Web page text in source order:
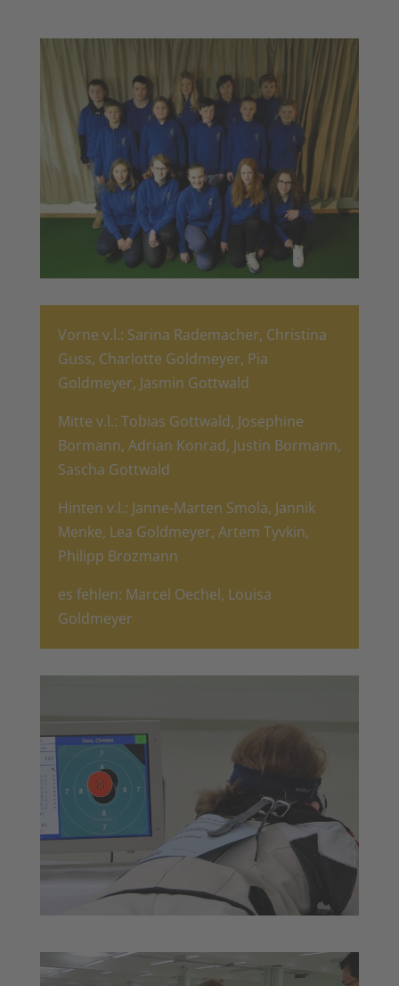
Vorne v.l.: Sarina Rademacher, Christina
Guss, Charlotte Goldmeyer, Pia
Goldmeyer, Jasmin Gottwald
Mitte v.l.: Tobias Gottwald, Josephine
Bormann, Adrian Konrad, Justin Bormann,
Sascha Gottwald
Hinten v.l.: Janne-Marten Smola, Jannik
Menke, Lea Goldmeyer, Artem Tyvkin,
Philipp Brozmann
es fehlen: Marcel Oechel, Louisa
Goldmeyer